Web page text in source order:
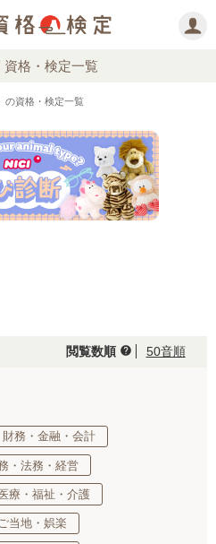
資格・検定一覧
の資格・検定一覧
閲覧数順 help 50音順
財務・金融・会計
・法務・経営
医療・福祉・介護
当地・娯楽